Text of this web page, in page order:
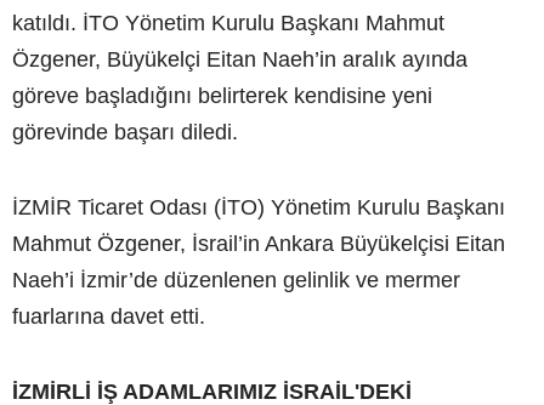
katıldı. İTO Yönetim Kurulu Başkanı Mahmut
Özgener, Büyükelçi Eitan Naeh’in aralık ayında
göreve başladığını belirterek kendisine yeni
görevinde başarı diledi.
İZMİR Ticaret Odası (İTO) Yönetim Kurulu Başkanı
Mahmut Özgener, İsrail’in Ankara Büyükelçisi Eitan
Naeh’i İzmir’de düzenlenen gelinlik ve mermer
fuarlarına davet etti.
İZMİRLİ İŞ ADAMLARIMIZ İSRAİL'DEKİ